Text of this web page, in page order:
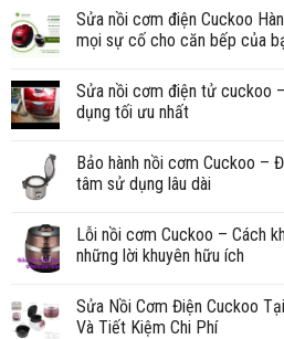
Sửa nồi cơm điện Cuckoo
mọi sự cố cho căn bếp của
Sửa nồi cơm điện tử cuckoo
dụng tối ưu nhất
Bảo hành nồi cơm Cuckoo –
tâm sử dụng lâu dài
Lỗi nồi cơm Cuckoo – Cách
những lời khuyên hữu ích
Sửa Nồi Cơm Điện Cuckoo
Và Tiết Kiệm Chi Phí